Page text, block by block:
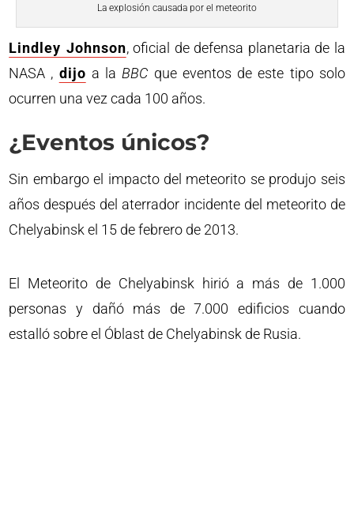
La explosión causada por el meteorito
Lindley Johnson, oficial de defensa planetaria de la
NASA , dijo a la BBC que eventos de este tipo solo
ocurren una vez cada 100 años.
¿Eventos únicos?
Sin embargo el impacto del meteorito se produjo seis
años después del aterrador incidente del meteorito de
Chelyabinsk el 15 de febrero de 2013.
El Meteorito de Chelyabinsk hirió a más de 1.000
personas y dañó más de 7.000 edificios cuando
estalló sobre el Óblast de Chelyabinsk de Rusia.